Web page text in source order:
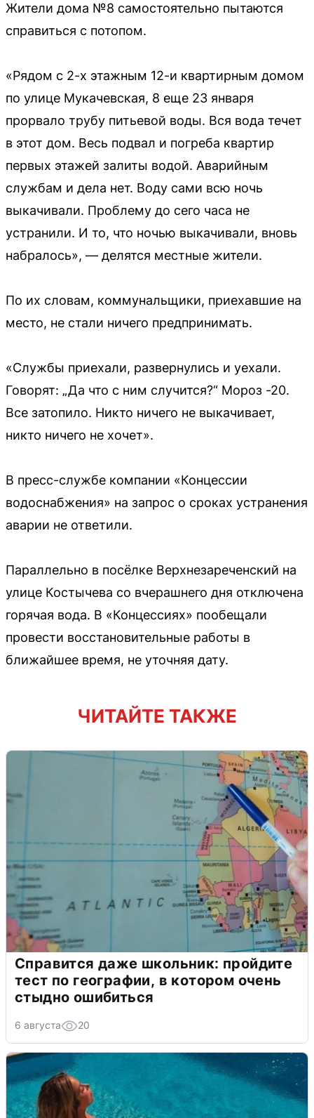
Жители дома №8 самостоятельно пытаются
справиться с потопом.
«Рядом с 2-х этажным 12-и квартирным домом
по улице Мукачевская, 8 еще 23 января
прорвало трубу питьевой воды. Вся вода течет
в этот дом. Весь подвал и погреба квартир
первых этажей залиты водой. Аварийным
службам и дела нет. Воду сами всю ночь
выкачивали. Проблему до сего часа не
устранили. И то, что ночью выкачивали, вновь
набралось», — делятся местные жители.
По их словам, коммунальщики, приехавшие на
место, не стали ничего предпринимать.
«Службы приехали, развернулись и уехали.
Говорят: „Да что с ним случится?“ Мороз -20.
Все затопило. Никто ничего не выкачивает,
никто ничего не хочет».
В пресс-службе компании «Концессии
водоснабжения» на запрос о сроках устранения
аварии не ответили.
Параллельно в посёлке Верхнезареченский на
улице Костычева со вчерашнего дня отключена
горячая вода. В «Концессиях» пообещали
провести восстановительные работы в
ближайшее время, не уточняя дату.
ЧИТАЙТЕ ТАКЖЕ
Справится даже школьник: пройдите
тест по географии, в котором очень
стыдно ошибиться
6 августа 20